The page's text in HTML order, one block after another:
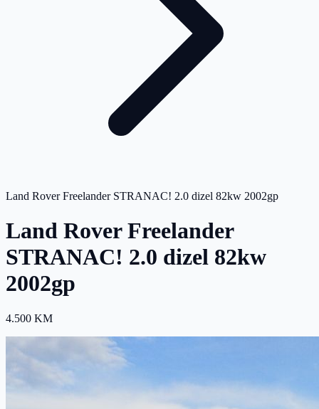
Land Rover Freelander STRANAC! 2.0 dizel 82kw 2002gp
Land Rover Freelander
STRANAC! 2.0 dizel 82kw
2002gp
4.500 KM